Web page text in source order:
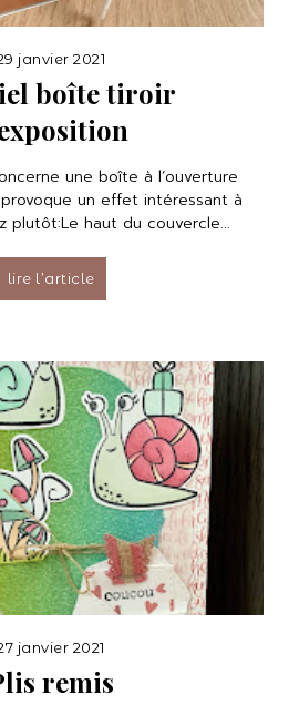
janvier 2021
boîte tiroir
une boîte à l’ouverture
un effet intéressant à
plutôt:Le haut du couvercle...
lire l’article
janvier 2021
remis